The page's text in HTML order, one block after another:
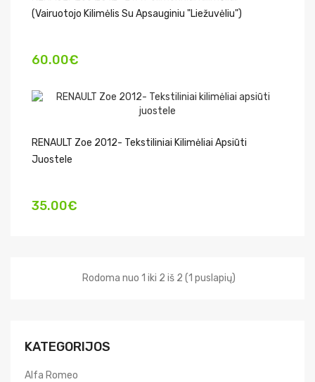
KATEGORIJOS
Alfa Romeo
(vairuotojo Kilimėlis Su Apsauginiu "liežuvėliu")
60.00€
RENAULT Zoe 2012- Tekstiliniai Kilimėliai Apsiūti
Juostele
35.00€
Rodoma nuo 1 iki 2 iš 2 (1 puslapių)